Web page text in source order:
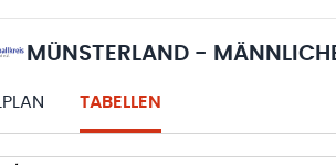
MÜNSTERLAND -
TABELLEN